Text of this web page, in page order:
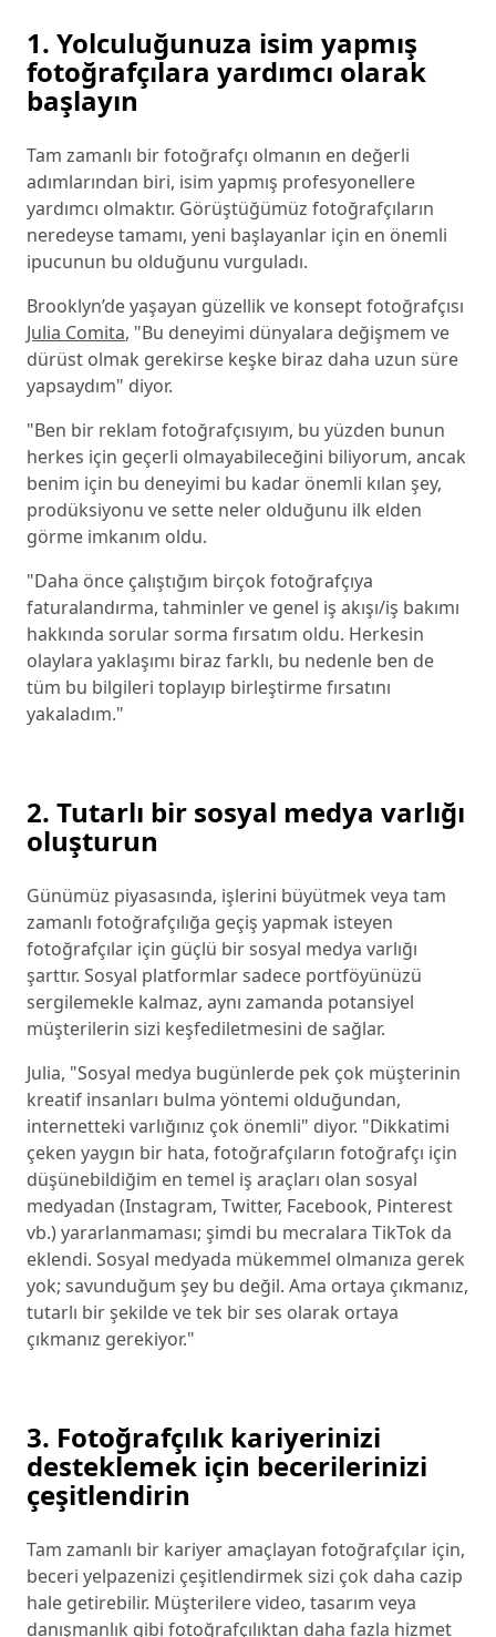
1. Yolculuğunuza isim yapmış
fotoğrafçılara yardımcı olarak
başlayın
Tam zamanlı bir fotoğrafçı olmanın en değerli
adımlarından biri, isim yapmış profesyonellere
yardımcı olmaktır. Görüştüğümüz fotoğrafçıların
neredeyse tamamı, yeni başlayanlar için en önemli
ipucunun bu olduğunu vurguladı.
Brooklyn’de yaşayan güzellik ve konsept fotoğrafçısı
Julia Comita, "Bu deneyimi dünyalara değişmem ve
dürüst olmak gerekirse keşke biraz daha uzun süre
yapsaydım" diyor.
"Ben bir reklam fotoğrafçısıyım, bu yüzden bunun
herkes için geçerli olmayabileceğini biliyorum, ancak
benim için bu deneyimi bu kadar önemli kılan şey,
prodüksiyonu ve sette neler olduğunu ilk elden
görme imkanım oldu.
"Daha önce çalıştığım birçok fotoğrafçıya
faturalandırma, tahminler ve genel iş akışı/iş bakımı
hakkında sorular sorma fırsatım oldu. Herkesin
olaylara yaklaşımı biraz farklı, bu nedenle ben de
tüm bu bilgileri toplayıp birleştirme fırsatını
yakaladım."
2. Tutarlı bir sosyal medya varlığı
oluşturun
Günümüz piyasasında, işlerini büyütmek veya tam
zamanlı fotoğrafçılığa geçiş yapmak isteyen
fotoğrafçılar için güçlü bir sosyal medya varlığı
şarttır. Sosyal platformlar sadece portföyünüzü
sergilemekle kalmaz, aynı zamanda potansiyel
müşterilerin sizi keşfediletmesini de sağlar.
Julia, "Sosyal medya bugünlerde pek çok müşterinin
kreatif insanları bulma yöntemi olduğundan,
internetteki varlığınız çok önemli" diyor. "Dikkatimi
çeken yaygın bir hata, fotoğrafçıların fotoğrafçı için
düşünebildiğim en temel iş araçları olan sosyal
medyadan (Instagram, Twitter, Facebook, Pinterest
vb.) yararlanmaması; şimdi bu mecralara TikTok da
eklendi. Sosyal medyada mükemmel olmanıza gerek
yok; savunduğum şey bu değil. Ama ortaya çıkmanız,
tutarlı bir şekilde ve tek bir ses olarak ortaya
çıkmanız gerekiyor."
3. Fotoğrafçılık kariyerinizi
desteklemek için becerilerinizi
çeşitlendirin
Tam zamanlı bir kariyer amaçlayan fotoğrafçılar için,
beceri yelpazenizi çeşitlendirmek sizi çok daha cazip
hale getirebilir. Müşterilere video, tasarım veya
danışmanlık gibi fotoğrafçılıktan daha fazla hizmet